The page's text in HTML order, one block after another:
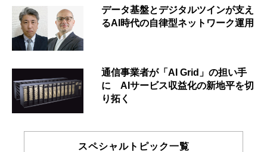
データ基盤とデジタルツインが支え
るAI時代の自律型ネットワーク運用
通信事業者が「AI Grid」の担い手
に AIサービス収益化の新地平を切
り拓く
スペシャルトピック一覧